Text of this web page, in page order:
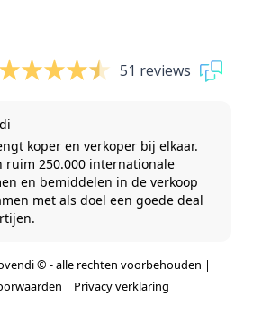
51 reviews
koper en verkoper bij elkaar.
ruim 250.000 internationale
en bemiddelen in de verkoop
met als doel een goede deal
© - alle rechten voorbehouden |
| Privacy verklaring